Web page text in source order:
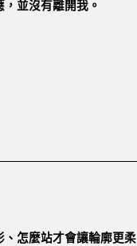
並沒有離開我。
怎麼站才會讓輪廓更柔